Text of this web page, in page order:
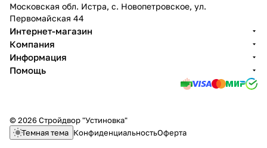
Московская обл. Истра, с. Новопетровское, ул.
Первомайская 44
Интернет-магазин
Компания
Информация
Помощь
© 2026 Стройдвор "Устиновка"
Темная тема КонфиденциальностьОферта